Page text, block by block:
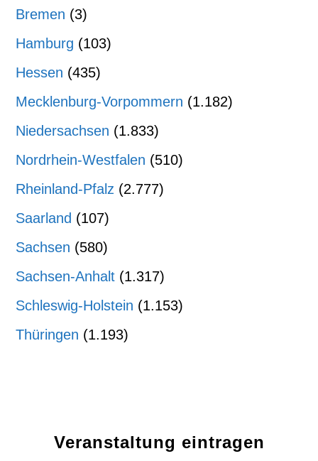
Bremen (3)
Hamburg (103)
Hessen (435)
Mecklenburg-Vorpommern (1.182)
Niedersachsen (1.833)
Nordrhein-Westfalen (510)
Rheinland-Pfalz (2.777)
Saarland (107)
Sachsen (580)
Sachsen-Anhalt (1.317)
Schleswig-Holstein (1.153)
Thüringen (1.193)
Veranstaltung eintragen